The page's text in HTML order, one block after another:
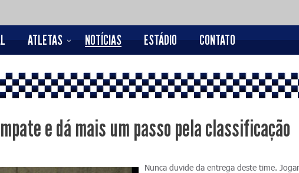
ATLETAS NOTÍCIAS ESTÁDIO CONTATO
e dá mais um passo pela classificação
Nunca duvide da entrega deste time.